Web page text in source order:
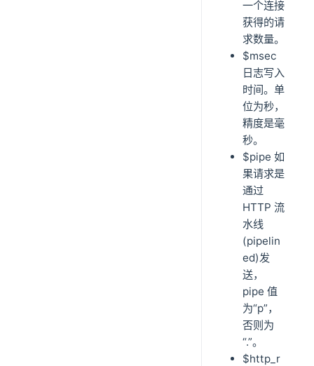
一个连接
获得的请
求数量。
$msec
日志写入
时间。单
位为秒，
精度是毫
秒。
$pipe 如
果请求是
通过
HTTP 流
水线
(pipelin
ed)发
送，
pipe 值
为“p”，
否则为
“.”。
$http_r